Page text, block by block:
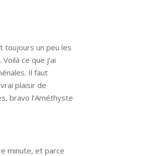
toujours un peu les
ce que j’ai
Il faut
plaisir de
bravo l’Améthyste
minute, et parce